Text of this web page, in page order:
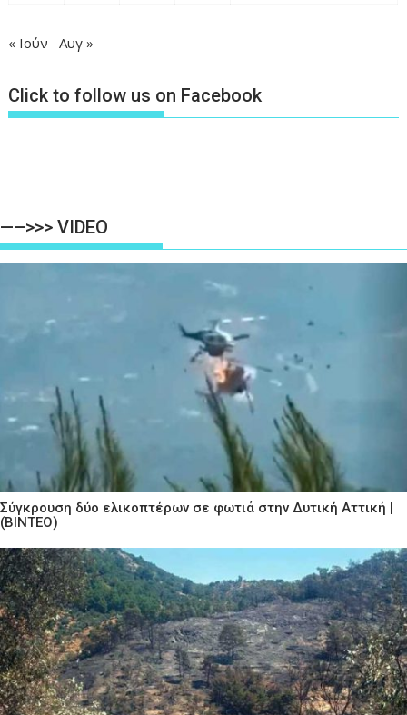
« Ιούν Αυγ »
Click to follow us on Facebook
—–>>> VIDEO
Σύγκρουση δύο ελικοπτέρων σε φωτιά στην Δυτική Αττική |
(ΒΙΝΤΕΟ)